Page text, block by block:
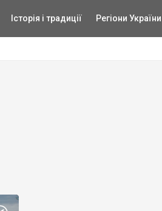
Історія і традиції Регіони України